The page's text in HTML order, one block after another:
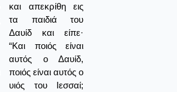
και απεκρίθη εις
τα παιδιά του
Δαυίδ και είπε·
“Και ποιός είναι
αυτός ο Δαυίδ,
ποιός είναι αυτός ο
υιός του Ιεσσαί;